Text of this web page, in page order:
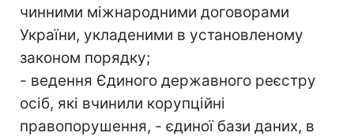
чинними міжнародними договорами
України, укладеними в установленому
законом порядку;
- ведення Єдиного державного реєстру
осіб, які вчинили корупційні
правопорушення, - єдиної бази даних, в